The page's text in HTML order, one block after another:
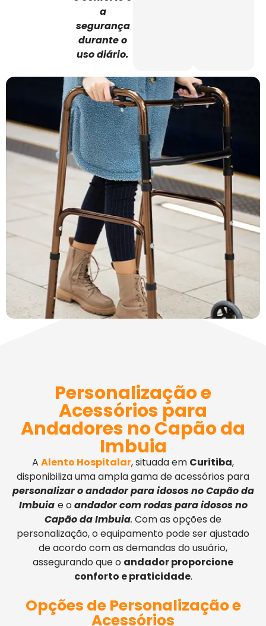
a
segurança
durante o
uso diário.
Personalização e
Acessórios para
Andadores no Capão da
Imbuia
A Alento Hospitalar, situada em Curitiba,
disponibiliza uma ampla gama de acessórios para
personalizar o andador para idosos no Capão da
Imbuia e o andador com rodas para idosos no
Capão da Imbuia. Com as opções de
personalização, o equipamento pode ser ajustado
de acordo com as demandas do usuário,
assegurando que o andador proporcione
conforto e praticidade.
Opções de Personalização e
Acessórios